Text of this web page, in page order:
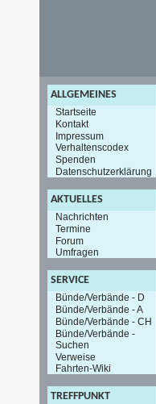
ALLGEMEINES
Startseite
Kontakt
Impressum
Verhaltenscodex
Spenden
Datenschutzerklärung
AKTUELLES
Nachrichten
Termine
Forum
Umfragen
SERVICE
Bünde/Verbände - D
Bünde/Verbände - A
Bünde/Verbände - CH
Bünde/Verbände -
Suchen
Verweise
Fahrten-Wiki
TREFFPUNKT